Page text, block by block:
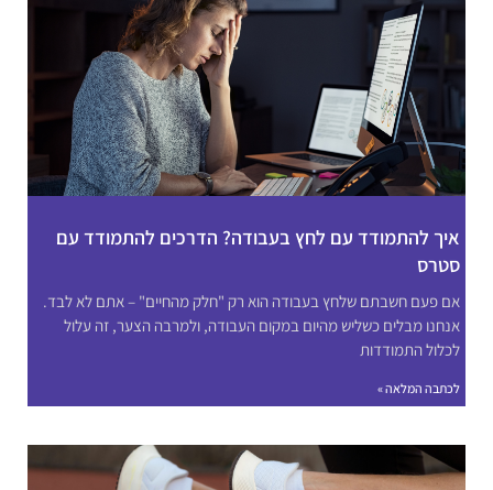
איך להתמודד עם לחץ בעבודה? הדרכים להתמודד עם
סטרס
אם פעם חשבתם שלחץ בעבודה הוא רק "חלק מהחיים" – אתם לא לבד.
אנחנו מבלים כשליש מהיום במקום העבודה, ולמרבה הצער, זה עלול
לכלול התמודדות
לכתבה המלאה »